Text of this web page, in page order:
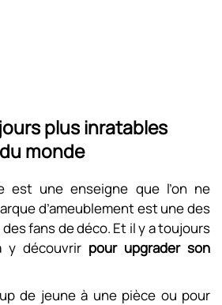
plus inratables
monde
est une enseigne que l’on ne
d’ameublement est une des
fans de déco. Et il y a toujours
y découvrir pour upgrader son
de jeune à une pièce ou pour